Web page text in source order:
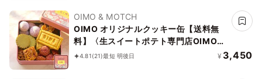
OIMO & MOTCH
OIMO オリジナルクッキー缶【送料無
料】〈生スイートポテト専門店OIMO〉
お中元2026
4.81(21)最短 明後日 ¥ 3,450